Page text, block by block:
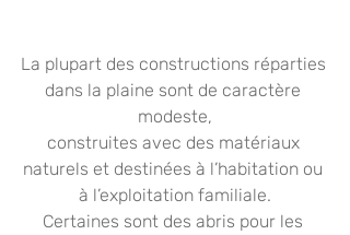
La plupart des constructions réparties
dans la plaine sont de caractère
modeste,
construites avec des matériaux
naturels et destinées à l’habitation ou
à l’exploitation familiale.
Certaines sont des abris pour les